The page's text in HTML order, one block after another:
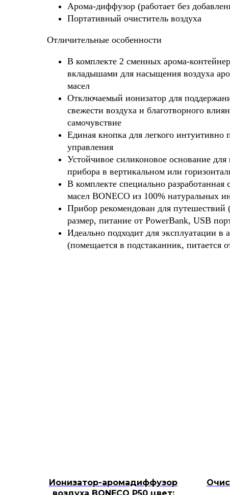
Арома-диффузор (работает без
Портативный очиститель воздуха
Отличительные особенности
В комплекте 2 сменных арома-
вкладышами для насыщения воздуха
масел
Отключаемый ионизатор для
свежести воздуха и благотворного
самочувствие
Единая кнопка для легкого интуитивно
управления
Устойчивое силиконовое основание для
прибора в вертикальном или
В комплекте специально разработанная
масел BONECO из 100% натуральных
Прибор рекомендован для путешествий
размер, питание от PowerBank, USB
Идеально подходит для эксплуатации в
(помещается в подстаканник, питается
Ионизатор-аромадиффузор
воздуха BONECO P50 цвет: